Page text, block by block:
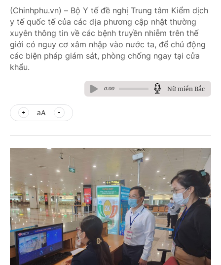
(Chinhphu.vn) – Bộ Y tế đề nghị Trung tâm Kiểm dịch
y tế quốc tế của các địa phương cập nhật thường
xuyên thông tin về các bệnh truyền nhiễm trên thế
giới có nguy cơ xâm nhập vào nước ta, để chủ động
các biện pháp giám sát, phòng chống ngay tại cửa
khẩu.
0:00 Nữ miền Bắc
aA